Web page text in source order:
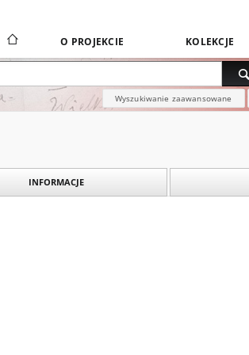
O PROJEKCIE KOLEKCJE
Wyszukiwanie zaawansowane
INFORMACJE